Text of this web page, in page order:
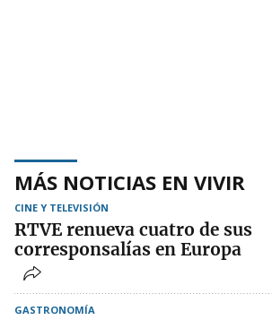
MÁS NOTICIAS EN VIVIR
CINE Y TELEVISIÓN
RTVE renueva cuatro de sus
corresponsalías en Europa
GASTRONOMÍA